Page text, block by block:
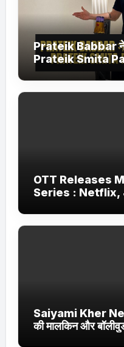
Prateik Babbar ने
Prateik Smita
OTT Releases
Series : Netflix, JioHotstar और Ultra
Saiyami Kher
की मालकिन और